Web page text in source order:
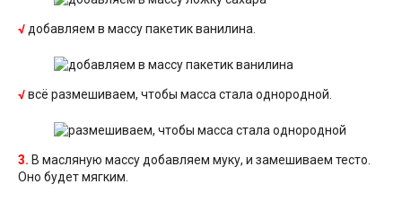
√ добавляем в массу пакетик ванилина.
√всё размешиваем, чтобы масса стала однородной.
3. В масляную массу добавляем муку, и замешиваем тесто.
Оно будет мягким.